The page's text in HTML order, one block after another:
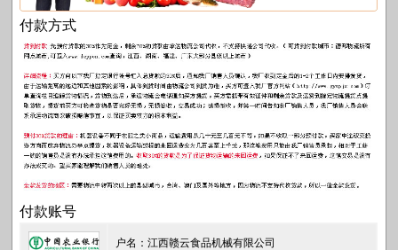
付款方式
付款账号
户名：江西赣云食品机械有限公司